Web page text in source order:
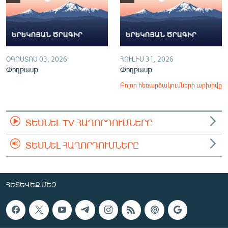
ՕԳՈՍՏՈՍ 03, 2026
Փոդքասթ
ՀՈՒԼԻՍ 31, 2026
Փոդքասթ
Բոլոր հեռարձակումների արխիվը
ՏԵՍՆԵԼ TV ՀԱՂՈՐԴՈՒՄՆԵՐԸ
ՏԵՍՆԵԼ ՀԱՂՈՐԴՈՒՄՆԵՐԸ
ՀԵՏԵՎԵՔ ՄԵԶ